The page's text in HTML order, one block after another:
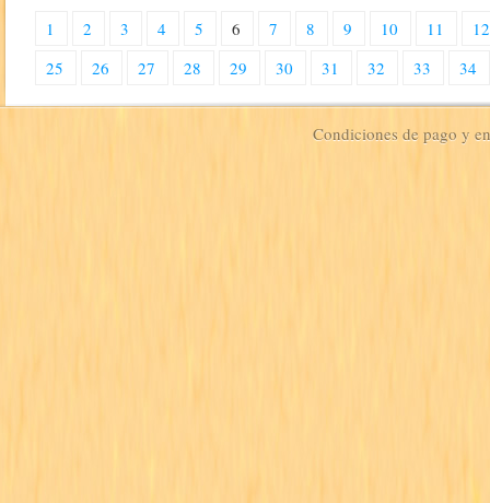
1 2 3 4 5 6 7 8 9 10 11
12
25
26 27 28 29 30 31 32 33 34
Condiciones de pago y